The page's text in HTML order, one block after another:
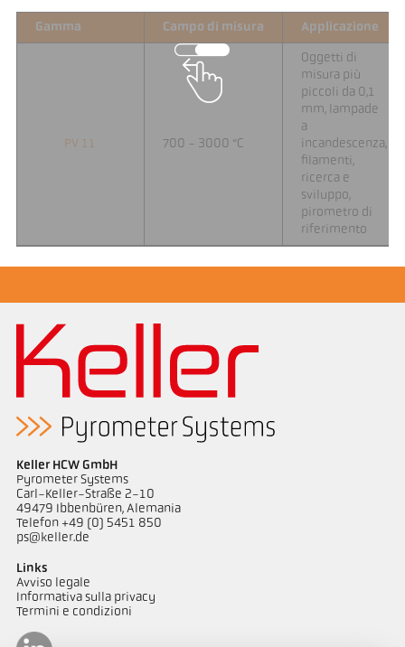
Gamma Campo di misura Applicazione
PV 11 700 - 3000 °C
Oggetti di
misura più
piccoli da 0,1
mm, lampade
a
incandescenza,
filamenti,
ricerca e
sviluppo,
pirometro di
riferimento
Keller HCW GmbH
Pyrometer Systems
Carl-Keller-Straße 2-10
49479 Ibbenbüren, Alemania
Telefon +49 (0) 5451 850
ps@keller.de
Links
Avviso legale
Informativa sulla privacy
Termini e condizioni